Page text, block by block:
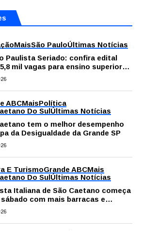
MaisSão PauloÚltimas Notícias
Paulista Seriado: confira edital
mil vagas para ensino superior
ABCMaisPolítica
Do SulÚltimas Notícias
tem o melhor desempenho
da Desigualdade da Grande SP
E TurismoGrande ABCMais
Do SulÚltimas Notícias
Italiana de São Caetano começa
com mais barracas e
em decoração e atrações